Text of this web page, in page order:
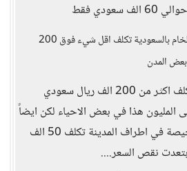
فقط
الأرضي الخام بالسعودية تكلف اقل شيء فوق 200
المدن
الارض عندنا تكلف اكثر من 200 الف ريال سعودي
المليون هذا في بعض الاحياء لكن ايضاً
هناك اراضي رخيصة في اطراف المدينة تكلف 50 الف
نقص السعر....